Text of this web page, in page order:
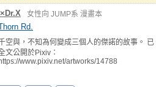
女性向 JUMP系 漫畫本
Rd.
空與，不知為何變成三個人的傑諾的故事。 已
文公開於Pixiv：
https://www.pixiv.net/artworks/14788